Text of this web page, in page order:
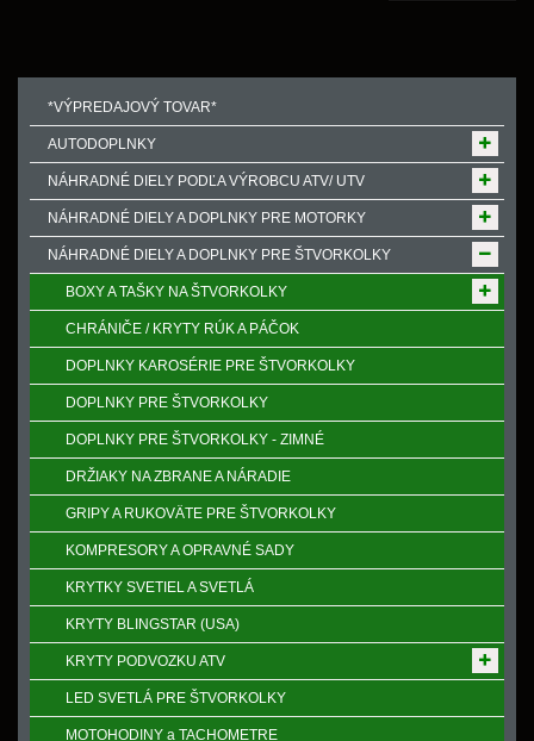
*VÝPREDAJOVÝ TOVAR*
AUTODOPLNKY
NÁHRADNÉ DIELY PODĽA VÝROBCU ATV/ UTV
NÁHRADNÉ DIELY A DOPLNKY PRE MOTORKY
NÁHRADNÉ DIELY A DOPLNKY PRE ŠTVORKOLKY
BOXY A TAŠKY NA ŠTVORKOLKY
CHRÁNIČE / KRYTY RÚK A PÁČOK
DOPLNKY KAROSÉRIE PRE ŠTVORKOLKY
DOPLNKY PRE ŠTVORKOLKY
DOPLNKY PRE ŠTVORKOLKY - ZIMNÉ
DRŽIAKY NA ZBRANE A NÁRADIE
GRIPY A RUKOVӒTE PRE ŠTVORKOLKY
KOMPRESORY A OPRAVNÉ SADY
KRYTKY SVETIEL A SVETLÁ
KRYTY BLINGSTAR (USA)
KRYTY PODVOZKU ATV
LED SVETLÁ PRE ŠTVORKOLKY
MOTOHODINY a TACHOMETRE